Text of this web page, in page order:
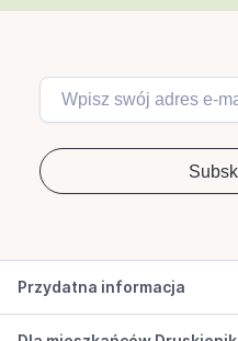
Przydatna informacja